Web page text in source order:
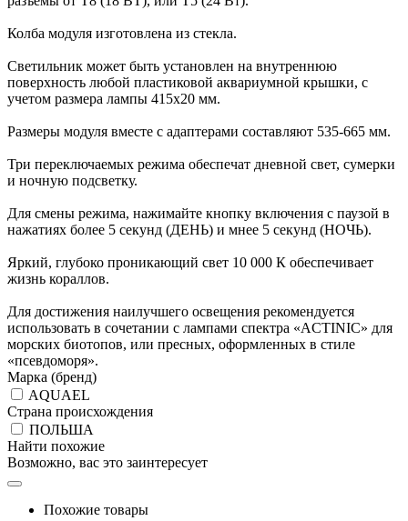
Колба модуля изготовлена из стекла.
Светильник может быть установлен на внутреннюю
поверхность любой пластиковой аквариумной крышки, с
учетом размера лампы 415х20 мм.
Размеры модуля вместе с адаптерами составляют 535-665 мм.
Три переключаемых режима обеспечат дневной свет, сумерки
и ночную подсветку.
Для смены режима, нажимайте кнопку включения с паузой в
нажатиях более 5 секунд (ДЕНЬ) и мнее 5 секунд (НОЧЬ).
Яркий, глубоко проникающий свет 10 000 К обеспечивает
жизнь кораллов.
Для достижения наилучшего освещения рекомендуется
использовать в сочетании с лампами спектра «ACTINIC» для
морских биотопов, или пресных, оформленных в стиле
«псевдоморя».
Марка (бренд)
AQUAEL
Страна происхождения
ПОЛЬША
Найти похожие
Возможно, вас это заинтересует
Похожие товары